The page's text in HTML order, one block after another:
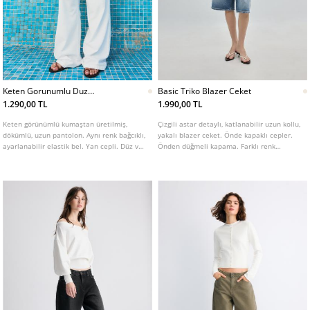
Keten Gorunumlu Duz
Pantolon
1.290,00 TL
Keten görünümlü kumaştan üretilmiş,
dökümlü, uzun pantolon. Aynı renk bağcıklı,
ayarlanabilir elastik bel. Yan cepli. Düz ve
Basic Triko Blazer Ceket
1.990,00 TL
Çizgili astar detaylı, katlanabilir uzun kollu,
yakalı blazer ceket. Önde kapaklı cepler.
Önden düğmeli kapama. Farklı renk